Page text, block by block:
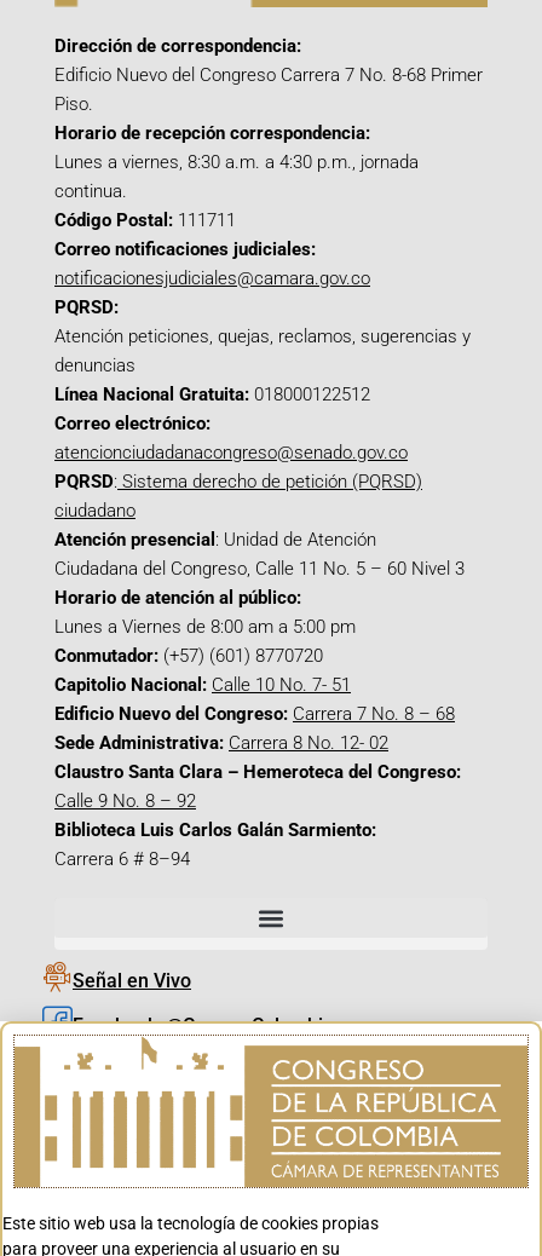
Dirección de correspondencia:
Edificio Nuevo del Congreso Carrera 7 No. 8-68 Primer
Piso.
Horario de recepción correspondencia:
Lunes a viernes, 8:30 a.m. a 4:30 p.m., jornada
continua.
Código Postal: 111711
Correo notificaciones judiciales:
notificacionesjudiciales@camara.gov.co
PQRSD:
Atención peticiones, quejas, reclamos, sugerencias y
denuncias
Línea Nacional Gratuita: 018000122512
Correo electrónico:
atencionciudadanacongreso@senado.gov.co
PQRSD: Sistema derecho de petición (PQRSD)
ciudadano
Atención presencial : Unidad de Atención
Ciudadana del Congreso, Calle 11 No. 5 – 60 Nivel 3
Horario de atención al público:
Lunes a Viernes de 8:00 am a 5:00 pm
Conmutador: (+57) (601) 8770720
Capitolio Nacional: Calle 10 No. 7- 51
Edificio Nuevo del Congreso: Carrera 7 No. 8 – 68
Sede Administrativa: Carrera 8 No. 12- 02
Claustro Santa Clara – Hemeroteca del Congreso:
Calle 9 No. 8 – 92
Biblioteca Luis Carlos Galán Sarmiento:
Carrera 6 # 8–94
Señal en Vivo
Facebook_@CamaraColombia
Instagram_@CamaraColombia
X_@CamaraColombia
Youtube_@CamaraColombia
Youtube_@CanalCongreso
Este sitio web usa la tecnología de cookies propias
para proveer una experiencia al usuario en su